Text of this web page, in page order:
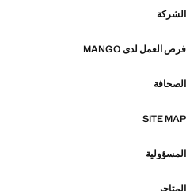
الشركة
فرص العمل لدى MANGO
الصحافة
SITE MAP
المسؤولية